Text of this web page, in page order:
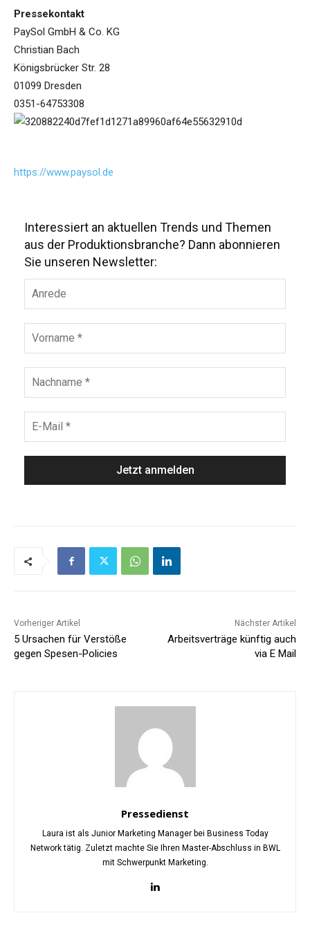
Pressekontakt
PaySol GmbH & Co. KG
Christian Bach
Königsbrücker Str. 28
01099 Dresden
0351-64753308
https://www.paysol.de
Interessiert an aktuellen Trends und Themen
aus der Produktionsbranche? Dann abonnieren
Sie unseren Newsletter:
Vorheriger Artikel
5 Ursachen für Verstöße
gegen Spesen-Policies
Nächster Artikel
Arbeitsverträge künftig auch
via E Mail
Pressedienst
Laura ist als Junior Marketing Manager bei Business Today
Network tätig. Zuletzt machte Sie Ihren Master-Abschluss in BWL
mit Schwerpunkt Marketing.